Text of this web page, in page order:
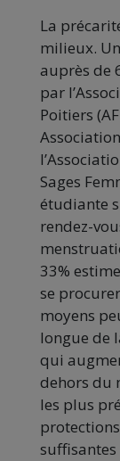
La
milieux.
auprès de
par
Poitiers
Sages
étudiante
rendez-
33%
se
moyens
longue de
qui
dehors du
les plus
suffisantes